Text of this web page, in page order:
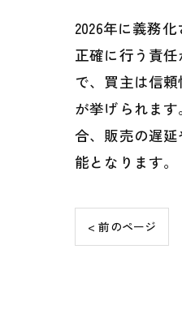
2026年に義務
正確に行う責
で、買主は信
が挙げられま
合、販売の遅
能となります。
< 前のページ